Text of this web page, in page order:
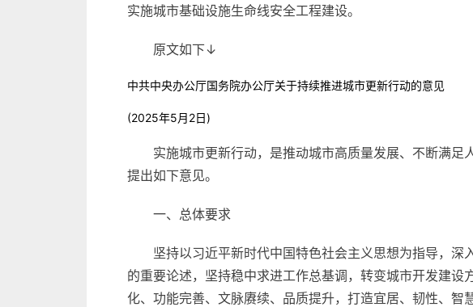
实施城市基础设施生命线安全工程建设。
原文如下↓
中共中央办公厅国务院办公厅关于持续推进城市更新行动的意见
(2025年5月2日)
实施城市更新行动，是推动城市高质量发展、不断满
提出如下意见。
一、总体要求
坚持以习近平新时代中国特色社会主义思想为指导，
的重要论述，坚持稳中求进工作总基调，转变城市开发建
化、功能完善、文脉赓续、品质提升，打造宜居、韧性、智